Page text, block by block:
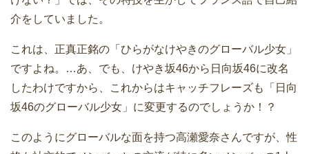
介をしていました。
これは、正真正銘の「ひらがなけやきのグローバル少女」
ですよね。…あ、でも、けやき坂46から日向坂46に改名
したわけですから、これからはキャッチフレーズも「日向
坂46のグローバル少女」に変更するのでしょうか！？
このようにグローバルな面を持つ高瀬愛奈さんですが、性